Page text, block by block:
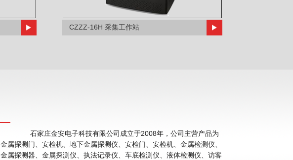
CZZZ-16H 采集工作站
石家庄金安电子科技有限公司成立于2008年，公司主营产品为
金属探测门、安检机、地下金属探测仪、安检门、安检机、金属检测仪、
金属探测器、金属探测仪、执法记录仪、车底检测仪、液体检测仪、访客